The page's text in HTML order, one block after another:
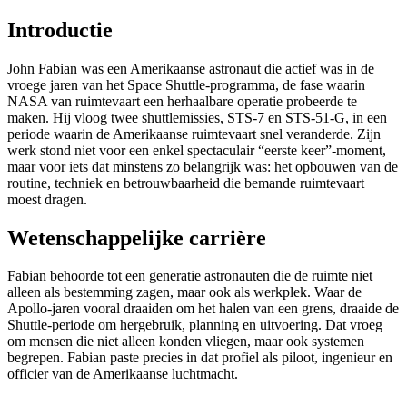
Introductie
John Fabian was een Amerikaanse astronaut die actief was in de
vroege jaren van het Space Shuttle-programma, de fase waarin
NASA van ruimtevaart een herhaalbare operatie probeerde te
maken. Hij vloog twee shuttlemissies, STS-7 en STS-51-G, in een
periode waarin de Amerikaanse ruimtevaart snel veranderde. Zijn
werk stond niet voor een enkel spectaculair “eerste keer”-moment,
maar voor iets dat minstens zo belangrijk was: het opbouwen van de
routine, techniek en betrouwbaarheid die bemande ruimtevaart
moest dragen.
Wetenschappelijke carrière
Fabian behoorde tot een generatie astronauten die de ruimte niet
alleen als bestemming zagen, maar ook als werkplek. Waar de
Apollo-jaren vooral draaiden om het halen van een grens, draaide de
Shuttle-periode om hergebruik, planning en uitvoering. Dat vroeg
om mensen die niet alleen konden vliegen, maar ook systemen
begrepen. Fabian paste precies in dat profiel als piloot, ingenieur en
officier van de Amerikaanse luchtmacht.